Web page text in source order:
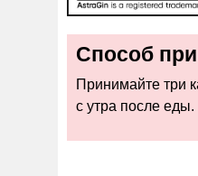
Способ
Принимайте три
с утра после еды.